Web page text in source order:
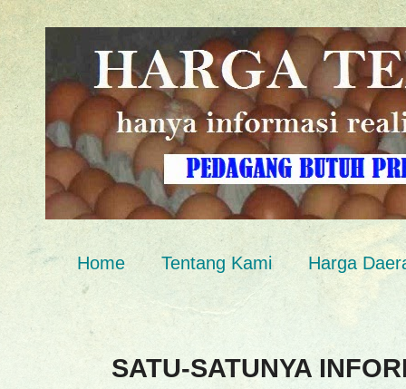
Home Tentang Kami Harga
SATU-SATUNYA